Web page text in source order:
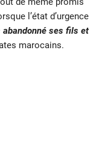
l’état d’urgence
abandonné ses fils et
marocains.